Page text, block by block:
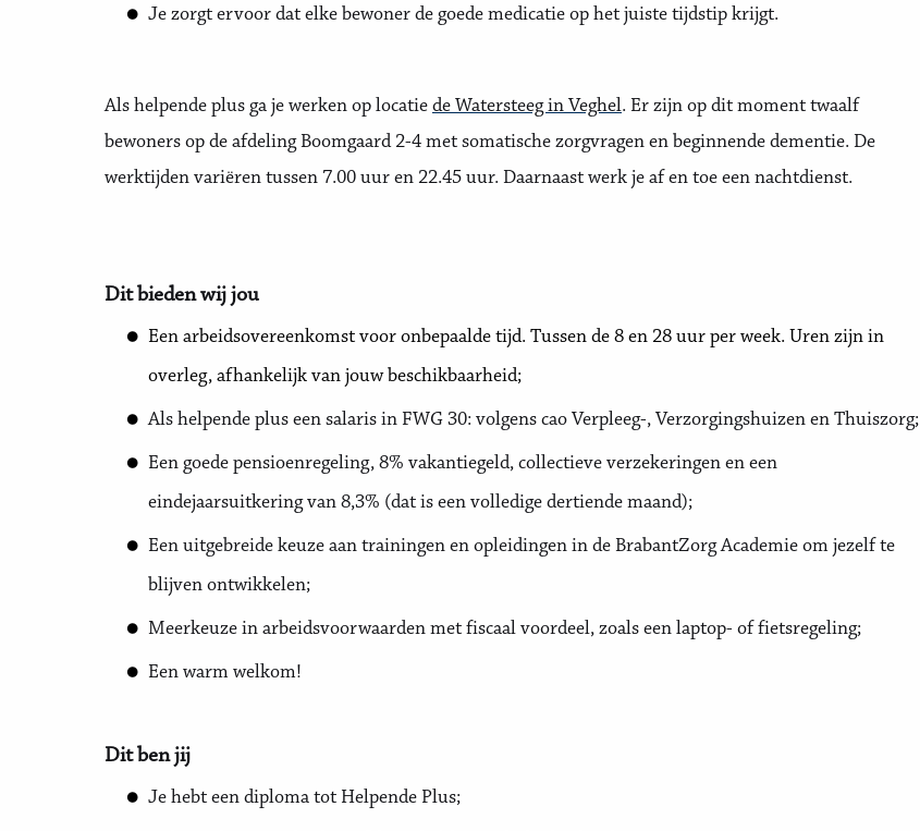
Je zorgt ervoor dat elke bewoner de goede medicatie op het juiste tijdstip krijgt.
Als helpende plus ga je werken op locatie de Watersteeg in Veghel. Er zijn op dit moment twaalf
bewoners op de afdeling Boomgaard 2-4 met somatische zorgvragen en beginnende dementie. De
werktijden variëren tussen 7.00 uur en 22.45 uur. Daarnaast werk je af en toe een nachtdienst.
Dit bieden wij jou
Een arbeidsovereenkomst voor onbepaalde tijd. Tussen de 8 en 28 uur per week. Uren zijn in
overleg, afhankelijk van jouw beschikbaarheid;
Als helpende plus een salaris in FWG 30: volgens cao Verpleeg-, Verzorgingshuizen en Thuiszorg;
Een goede pensioenregeling, 8% vakantiegeld, collectieve verzekeringen en een
eindejaarsuitkering van 8,3% (dat is een volledige dertiende maand);
Een uitgebreide keuze aan trainingen en opleidingen in de BrabantZorg Academie om jezelf te
blijven ontwikkelen;
Meerkeuze in arbeidsvoorwaarden met fiscaal voordeel, zoals een laptop- of fietsregeling;
Een warm welkom!
Dit ben jij
Je hebt een diploma tot Helpende Plus;